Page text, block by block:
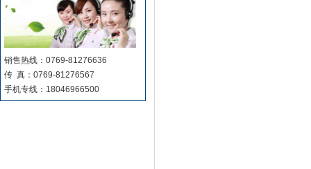
销售热线：0769-81276636
传 真：0769-81276567
手机专线：18046966500